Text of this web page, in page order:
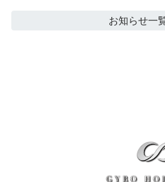
お知らせ一